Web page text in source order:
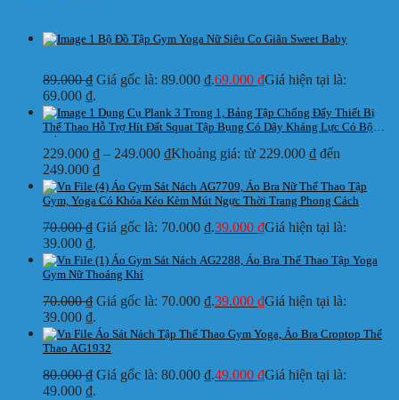
Bộ Đồ Tập Gym Yoga Nữ Siêu Co Giãn Sweet Baby
89.000₫ Giá gốc là: 89.000 ₫.69.000 ₫Giá hiện tại là:
69.000 ₫.
Dụng Cụ Plank 3 Trong 1, Bảng Tập Chống Đẩy Thiết Bị
Thể Thao Hỗ Trợ Hít Đất Squat Tập Bụng Có Dây Kháng Lực Có Bộ
Đếm
229.000 ₫ – 249.000 ₫Khoảng giá: từ 229.000 ₫ đến
249.000 ₫
Áo Gym Sát Nách AG7709, Áo Bra Nữ Thể Thao Tập
Gym, Yoga Có Khóa Kéo Kèm Mút Ngực Thời Trang Phong Cách
70.000₫ Giá gốc là: 70.000 ₫.39.000 ₫Giá hiện tại là:
39.000 ₫.
Áo Gym Sát Nách AG2288, Áo Bra Thể Thao Tập Yoga
Gym Nữ Thoáng Khí
70.000₫ Giá gốc là: 70.000 ₫.39.000 ₫Giá hiện tại là:
39.000 ₫.
Áo Sát Nách Tập Thể Thao Gym Yoga, Áo Bra Croptop Thể
Thao AG1932
80.000₫ Giá gốc là: 80.000 ₫.49.000 ₫Giá hiện tại là:
49.000 ₫.